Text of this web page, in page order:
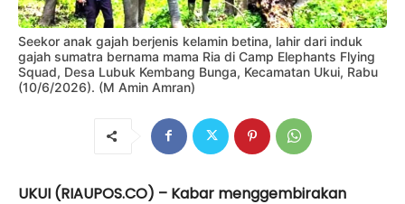
Seekor anak gajah berjenis kelamin betina, lahir dari induk
gajah sumatra bernama mama Ria di Camp Elephants Flying
Squad, Desa Lubuk Kembang Bunga, Kecamatan Ukui, Rabu
(10/6/2026). (M Amin Amran)
UKUI (RIAUPOS.CO) – Kabar menggembirakan